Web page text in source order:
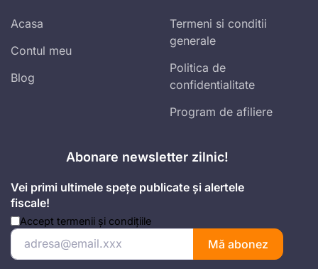
Acasa
Contul meu
Blog
Termeni si conditii
generale
Politica de
confidentialitate
Program de afiliere
Abonare newsletter zilnic!
Vei primi ultimele spețe publicate și alertele
fiscale!
Accept termenii și condițiile
Mă abonez